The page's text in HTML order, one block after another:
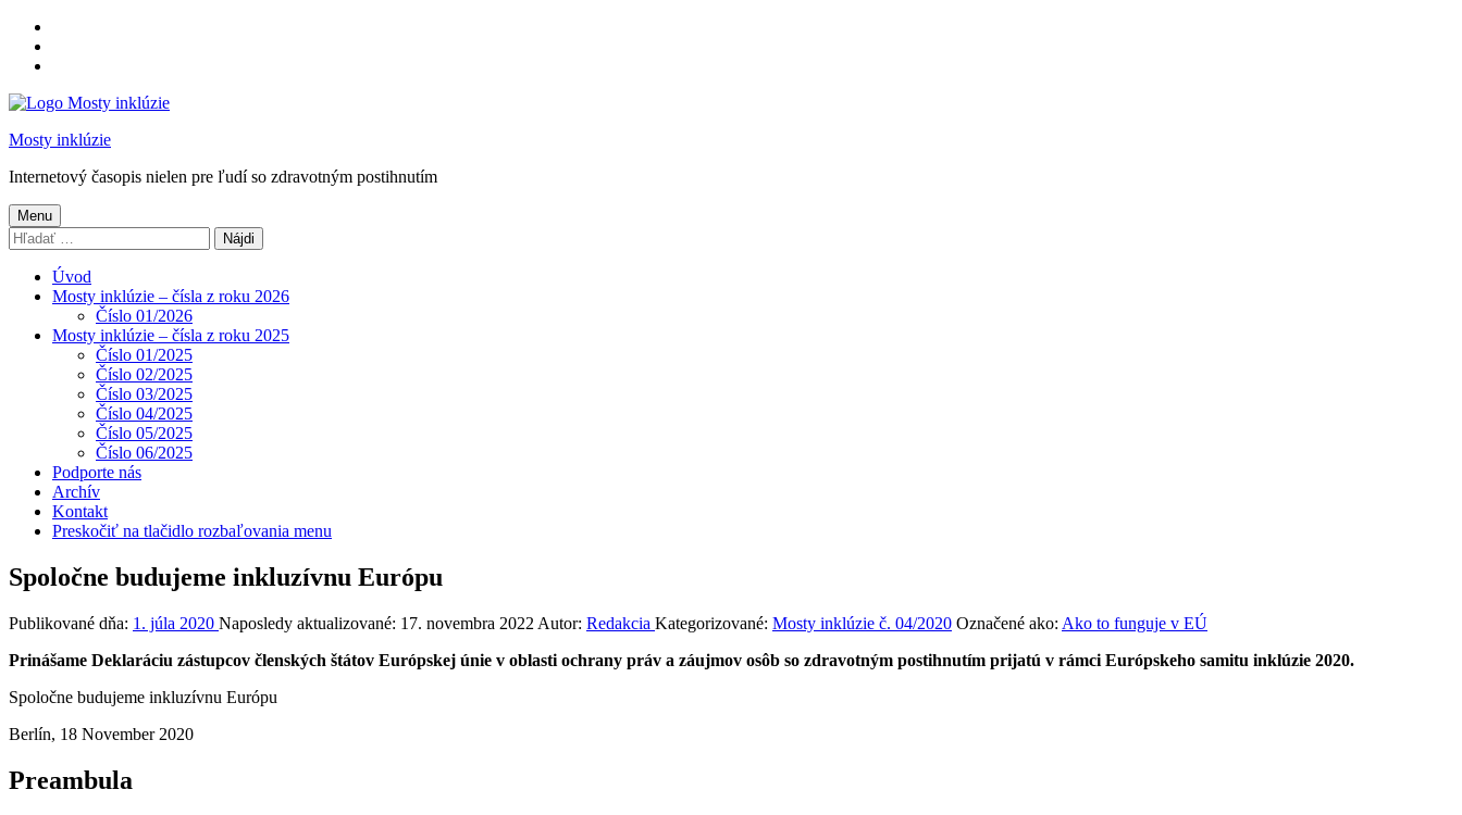
obsah
pätičku
Mosty inklúzie
Internetový časopis nielen pre ľudí so zdravotným postihnutím
Menu
Hľadať:
Úvod
Mosty inklúzie – čísla z roku 2026
Číslo 01/2026
Mosty inklúzie – čísla z roku 2025
Číslo 01/2025
Číslo 02/2025
Číslo 03/2025
Číslo 04/2025
Číslo 05/2025
Číslo 06/2025
Podporte nás
Archív
Kontakt
Preskočiť na tlačidlo rozbaľovania menu
Spoločne budujeme inkluzívnu Európu
Publikované dňa: 1. júla 2020 Naposledy aktualizované: 17. novembra 2022 Autor: Redakcia Kategorizované: Mosty inklúzie č. 04/2020 Označené ako: Ako to funguje v EÚ
Prinášame Deklaráciu zástupcov členských štátov Európskej únie v oblasti ochrany práv a záujmov osôb so zdravotným postihnutím prijatú v rámci Európskeho samitu inklúzie 2020.
Spoločne budujeme inkluzívnu Európu
Berlín, 18 November 2020
Preambula